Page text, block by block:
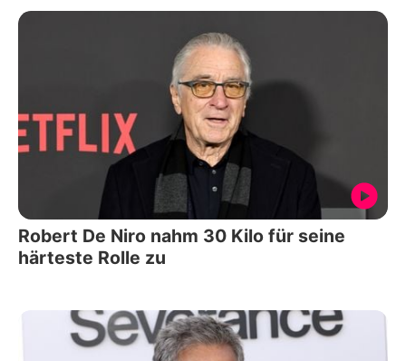
Robert De Niro nahm 30 Kilo für seine
härteste Rolle zu